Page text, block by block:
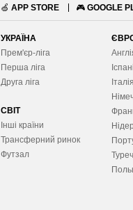
🍏 APP STORE 🎮 GOOGLE
УКРАЇНА
Прем'єр-ліга
Перша ліга
Друга ліга
СВІТ
Інші країни
Трансферний ринок
Футзал
Італія